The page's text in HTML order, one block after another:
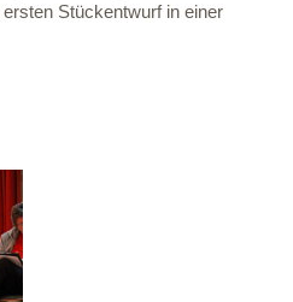
Stückentwurf in einer